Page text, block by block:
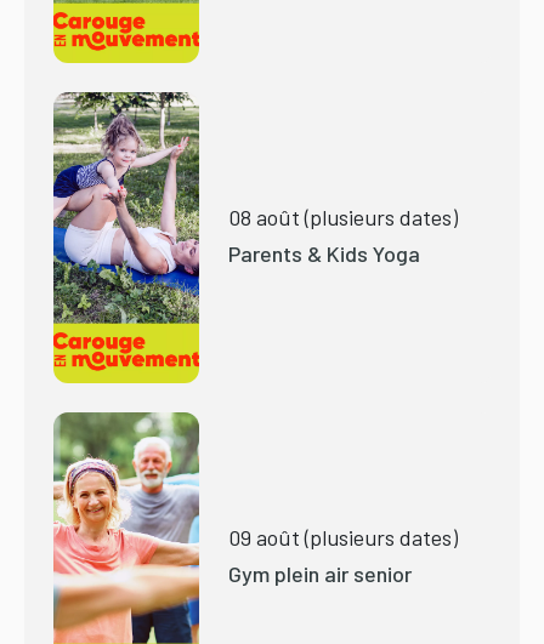
08 août (plusieurs dates)
Parents & Kids Yoga
09 août (plusieurs dates)
Gym plein air senior